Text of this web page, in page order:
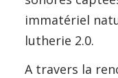
immatériel
lutherie 2.0.
A travers la